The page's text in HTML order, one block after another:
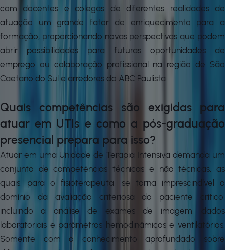
com docentes e colegas de diferentes realidades de
atuação um grande fator de enriquecimento para a
formação, proporcionando novas perspectivas que podem
abrir possibilidades para futuras oportunidades de
emprego ou colaboração profissional na região de São
Caetano do Sul e arredores do ABC Paulista
.
Quais competências são exigidas para
atuar em UTIs e como a pós-graduação
presencial prepara para isso?
Atuar em uma Unidade de Terapia Intensiva demanda um
conjunto de competências técnicas e não técnicas, as
quais, para o fisioterapeuta, se torna imprescindível o
domínio da avaliação criteriosa do paciente crítico,
incluindo a análise de exames de imagem, dados
laboratoriais e parâmetros hemodinâmicos e ventilatórios.
Somente com o conhecimento aprofundado sobre